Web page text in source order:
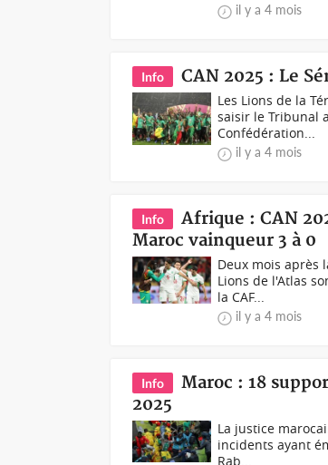
il y a 4 mois
Info CAN 2025 : Le
Les Lions de la
saisir le Tribunal
Confédération...
il y a 4 mois
Info
Afrique : CAN
Maroc vainqueur 3 à 0
Deux mois après
Lions de l'Atlas
la CAF...
il y a 4 mois
Info
Maroc : 18
2025
La justice
incidents ayant
Rab...